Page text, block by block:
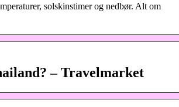
solskinstimer og nedbør. Alt om
– Travelmarket